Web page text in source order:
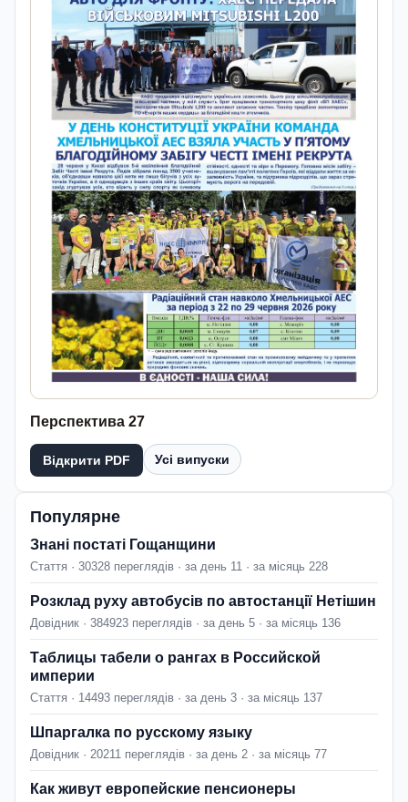
Перспектива 27
Відкрити PDF Усі випуски
Популярне
Знані постаті Гощанщини
Стаття · 30328 переглядів · за день 11 · за місяць 228
Розклад руху автобусів по автостанції Нетішин
Довідник · 384923 переглядів · за день 5 · за місяць 136
Таблицы табели о рангах в Российской
империи
Стаття · 14493 переглядів · за день 3 · за місяць 137
Шпаргалка по русскому языку
Довідник · 20211 переглядів · за день 2 · за місяць 77
Как живут европейские пенсионеры